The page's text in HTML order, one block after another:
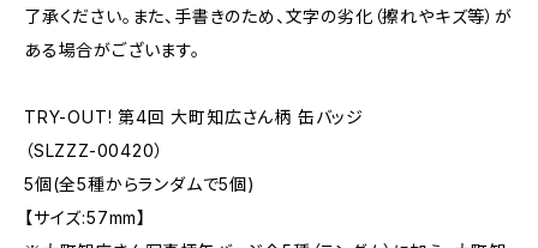
了承ください。また、手書きのため、文字の劣化（擦れやキズ等）が
ある場合がございます。
TRY-OUT! 第4回 大町知広さん柄 缶バッジ
（SLZZZ-00420）
5個(全5種からランダムで5個)
【サイズ:57mm】